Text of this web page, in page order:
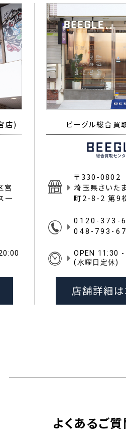
店)
宮
一
ビーグル総合買
〒330-0802
埼玉県さいた
町2-8-2 第9
0120-373-
048-793-
OPEN 11:30 -
(水曜日定休)
店舗詳細は
よくあるご